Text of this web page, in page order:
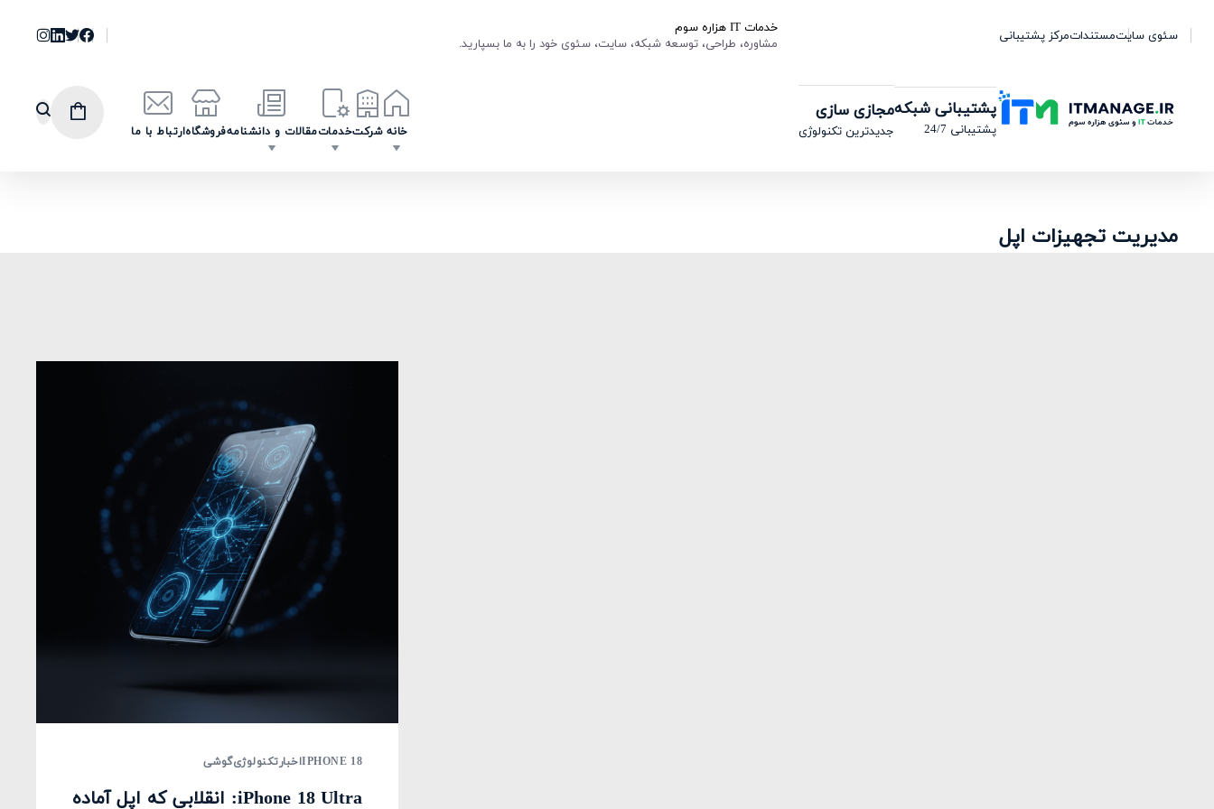
خدمات IT هزاره سوم
مشاوره، طراحی، توسعه شبکه، سایت، سئوی خود را به ما بسپارید.
سئوی سایتمستنداتمرکز پشتیبانی
خانه شرکتخدماتمقالات و دانشنامهفروشگاهارتباط با ما
پشتیبانی شبکه
پشتیبانی 24/7
مجازی سازی
جدیدترین تکنولوژی
مدیریت تجهیزات اپل
IPHONE 18اخبارتکنولوژیگوشی
iPhone 18 Ultra: انقلابی که اپل آماده